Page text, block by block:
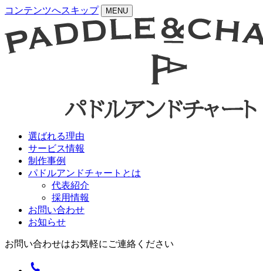
コンテンツへスキップ MENU
選ばれる理由
サービス情報
制作事例
パドルアンドチャートとは
代表紹介
採用情報
お問い合わせ
お知らせ
お問い合わせはお気軽にご連絡ください